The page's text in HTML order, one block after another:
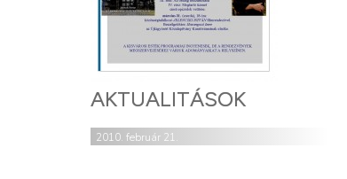
AKTUALITÁSOK
2010. február 21.